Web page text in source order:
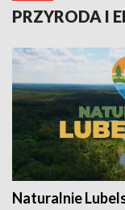
PRZYRODA I
Naturalnie